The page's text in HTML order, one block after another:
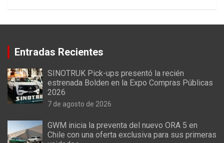
Entradas Recientes
SINOTRUK Pick-ups presentó la recién
estrenada Bolden en la Expo Compras Públicas
2026
7 de agosto de 2026
GWM inicia la preventa del nuevo ORA 5 en
Chile con una oferta exclusiva para sus primeras